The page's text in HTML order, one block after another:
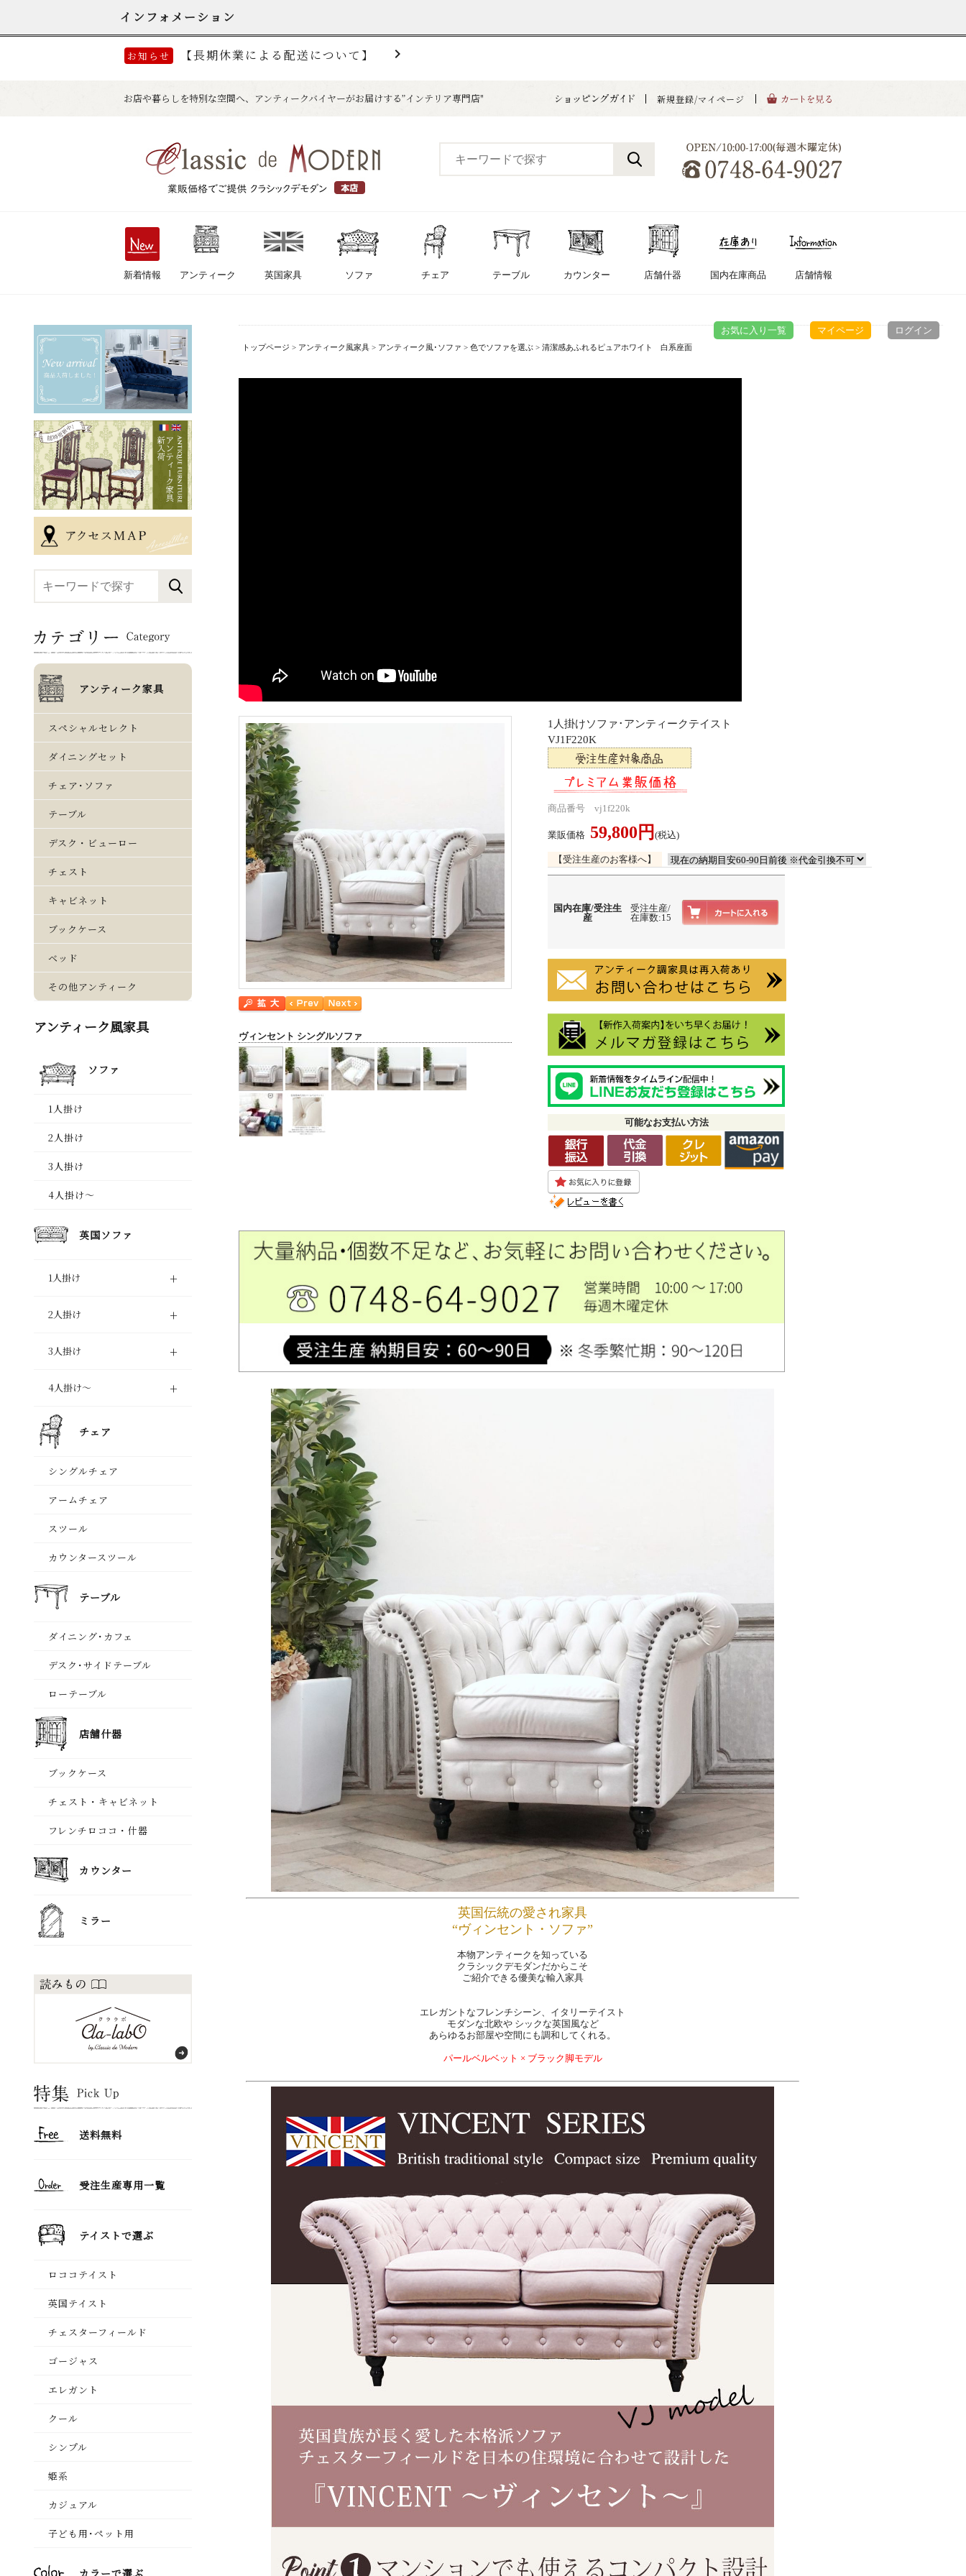
お気に入り一覧 マイページ ログイン
トップページ > アンティーク風家具 > アンティーク風･ソファ > 色でソファを選ぶ > 清潔感あふれるピュアホワイト 白系座面
1人掛けソファ･アンティークテイスト
VJ1F220K
商品番号 vj1f220k
業販価格 59,800円 (税込)
【受注生産のお客様へ】
国内在庫/受注生
産
受注生産/
在庫数:15
可能なお支払い方法
ヴィンセント シングルソファ
英国伝統の愛され家具
“ヴィンセント・ソファ”
本物アンティークを知っている
クラシックデモダンだからこそ
ご紹介できる優美な輸入家具
エレガントなフレンチシーン、イタリーテイスト
モダンな北欧や シックな英国風など
あらゆるお部屋や空間にも調和してくれる。
パールベルベット × ブラック脚モデル